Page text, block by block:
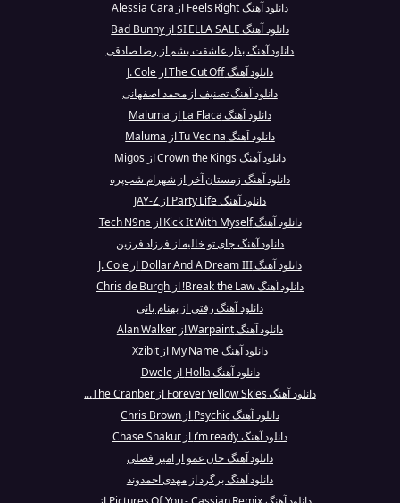
دانلود آهنگ Feels Right از Alessia Cara
دانلود آهنگ SI ELLA SALE از Bad Bunny
دانلود آهنگ بذار عاشقت بشم از رضا صادقی
دانلود آهنگ The Cut Off از J. Cole
دانلود آهنگ تصنیف از محمد اصفهانی
دانلود آهنگ La Flaca از Maluma
دانلود آهنگ Tu Vecina از Maluma
دانلود آهنگ Crown the Kings از Migos
دانلود آهنگ زمستان آخر از شهرام شب‌پره
دانلود آهنگ Party Life از JAY-Z
دانلود آهنگ Kick It With Myself از Tech N9ne
دانلود آهنگ جای تو خالیه از فرزاد فرزین
دانلود آهنگ Dollar And A Dream III از J. Cole
دانلود آهنگ Break the Law! از Chris de Burgh
دانلود آهنگ رفتی از بهنام بانی
دانلود آهنگ Warpaint از Alan Walker
دانلود آهنگ My Name از Xzibit
دانلود آهنگ Holla از Dwele
دانلود آهنگ Forever Yellow Skies از The Cranber...
دانلود آهنگ Psychic از Chris Brown
دانلود آهنگ i’m ready از Chase Shakur
دانلود آهنگ خان عمو از امیر فضلی
دانلود آهنگ برگرد از مهدی احمدوند